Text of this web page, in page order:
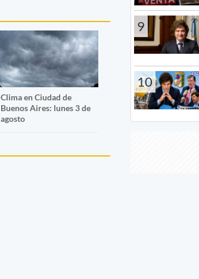
Clima en Ciudad de
Buenos Aires: lunes 3 de
agosto
9
10